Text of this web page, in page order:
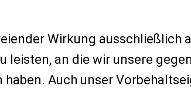
Wirkung ausschließlich
leisten, an die wir unsere
Auch unser